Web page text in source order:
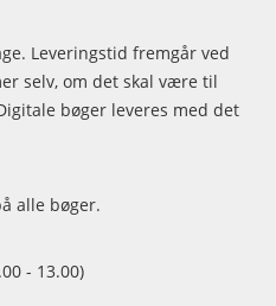
Leveringstid fremgår ved
selv, om det skal være til
bøger leveres med det
alle bøger.
- 13.00)